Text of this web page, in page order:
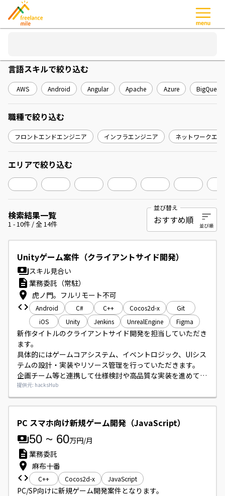
検索結果一覧
1 -10件 / 全14件
並び替え
Unityゲーム案件（クライアントサイド開発）
スキル見合い
業務委託（常駐）
虎ノ門。フルリモート不可
Android C# C++ Cocos2d-x
Git
iOS
Unity Jenkins UnrealEngine Figma
新作タイトルのクライアントサイド開発を担当していただき
ます。
具体的にはゲームコアシステム、イベントロジック、UIシス
テムの設計・実装やリソース管理を行っていただきます。
企画チーム等と連携して仕様検討や高品質な実装を進めてい
ただきます。
提供元: hacksHub
PC スマホ向け新規ゲーム開発（JavaScript）
50 ~ 60万円/月
業務委託
麻布十番
C++ Cocos2d-x JavaScript
PC/SP向けに新規ゲーム開発案件となります。
言語スキルで絞り込む
AWS Android Angular Apache Azure BigQuery
職種で絞り込む
フロントエンドエンジニア インフラエンジニア ネットワークエ
エリアで絞り込む